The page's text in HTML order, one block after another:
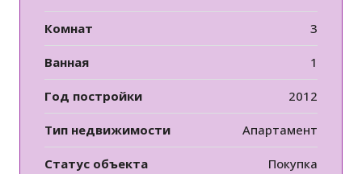
Комнат 3
Ванная 1
Год постройки 2012
Тип недвижимости Апартамент
Статус объекта Покупка